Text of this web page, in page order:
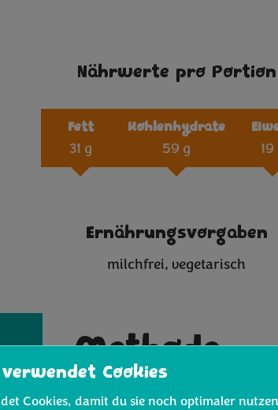
Nährwerte pro Portion
Fett
31 g
Kohlenhydrate
59 g 19
Ernährungsvorgaben
milchfrei vegetarisch
Methode
Die Hirse nach
Cookies
Cookies, damit du sie noch optimaler